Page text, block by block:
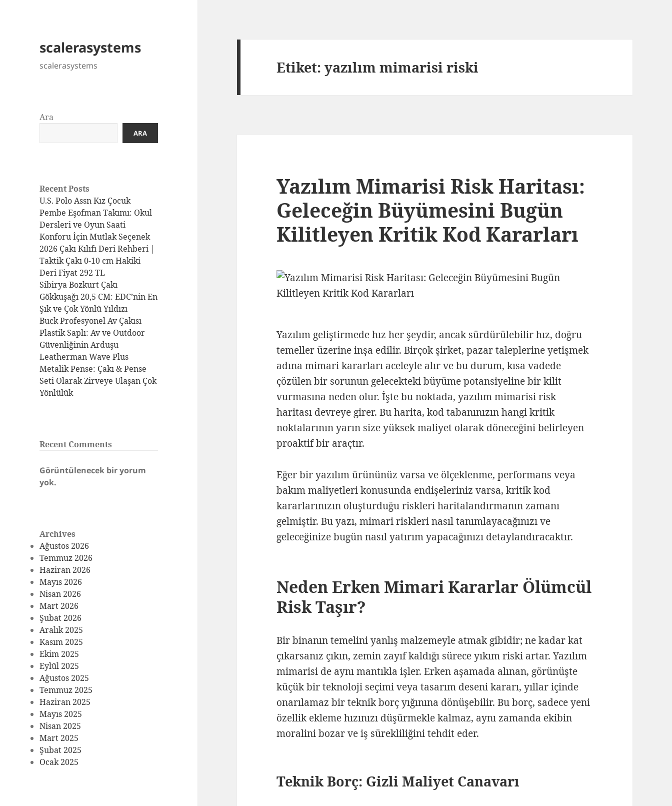
scalerasystems
scalerasystems
Ara
ARA
Recent Posts
U.S. Polo Assn Kız Çocuk
Pembe Eşofman Takımı: Okul
Dersleri ve Oyun Saati
Konforu İçin Mutlak Seçenek
2026 Çakı Kılıfı Deri Rehberi |
Taktik Çakı 0-10 cm Hakiki
Deri Fiyat 292 TL
Sibirya Bozkurt Çakı
Gökkuşağı 20,5 CM: EDC’nin En
Şık ve Çok Yönlü Yıldızı
Buck Profesyonel Av Çakısı
Plastik Saplı: Av ve Outdoor
Güvenliğinin Arduşu
Leatherman Wave Plus
Metalik Pense: Çakı & Pense
Seti Olarak Zirveye Ulaşan Çok
Yönlülük
Recent Comments
Görüntülenecek bir yorum
yok.
Archives
Ağustos 2026
Temmuz 2026
Haziran 2026
Mayıs 2026
Nisan 2026
Mart 2026
Şubat 2026
Aralık 2025
Kasım 2025
Ekim 2025
Eylül 2025
Ağustos 2025
Temmuz 2025
Haziran 2025
Mayıs 2025
Nisan 2025
Mart 2025
Şubat 2025
Ocak 2025
Etiket:yazılım mimarisi riski
Yazılım Mimarisi Risk Haritası:
Geleceğin Büyümesini Bugün
Kilitleyen Kritik Kod Kararları
Yazılım geliştirmede hız her şeydir, ancak sürdürülebilir hız, doğru
temeller üzerine inşa edilir. Birçok şirket, pazar taleplerine yetişmek
adına mimari kararları aceleyle alır ve bu durum, kısa vadede
çözülen bir sorunun gelecekteki büyüme potansiyeline bir kilit
vurmasına neden olur. İşte bu noktada, yazılım mimarisi risk
haritası devreye girer. Bu harita, kod tabanınızın hangi kritik
noktalarının yarın size yüksek maliyet olarak döneceğini belirleyen
proaktif bir araçtır.
Eğer bir yazılım ürününüz varsa ve ölçeklenme, performans veya
bakım maliyetleri konusunda endişeleriniz varsa, kritik kod
kararlarınızın oluşturduğu riskleri haritalandırmanın zamanı
gelmiştir. Bu yazı, mimari riskleri nasıl tanımlayacağınızı ve
geleceğinize bugün nasıl yatırım yapacağınızı detaylandıracaktır.
Neden Erken Mimari Kararlar Ölümcül
Risk Taşır?
Bir binanın temelini yanlış malzemeyle atmak gibidir; ne kadar kat
çıkarsanız çıkın, zemin zayıf kaldığı sürece yıkım riski artar. Yazılım
mimarisi de aynı mantıkla işler. Erken aşamada alınan, görünüşte
küçük bir teknoloji seçimi veya tasarım deseni kararı, yıllar içinde
onarılamaz bir teknik borç yığınına dönüşebilir. Bu borç, sadece yeni
özellik ekleme hızınızı düşürmekle kalmaz, aynı zamanda ekibin
moralini bozar ve iş sürekliliğini tehdit eder.
Teknik Borç: Gizli Maliyet Canavarı